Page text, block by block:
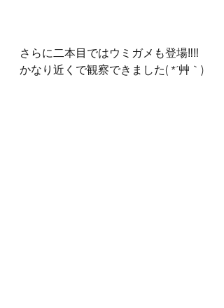
さらに二本目ではウミガメも登場‼‼
かなり近くで観察できました( *´艸｀)